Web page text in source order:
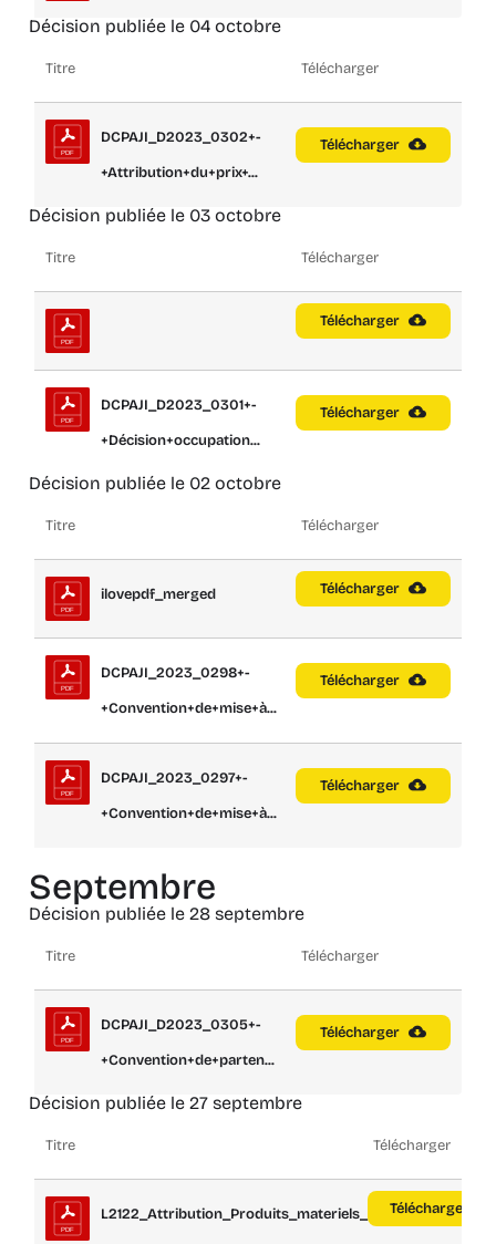
Décision publiée le 04 octobre
Titre Télécharger
DCPAJI_D2023_0302+-
+Attribution+du+prix+...
Télécharger
Décision publiée le 03 octobre
Titre Télécharger
Télécharger
DCPAJI_D2023_0301+-
+Décision+occupation...
Télécharger
Décision publiée le 02 octobre
Titre Télécharger
ilovepdf_merged Télécharger
DCPAJI_2023_0298+-
+Convention+de+mise+à...
Télécharger
DCPAJI_2023_0297+-
+Convention+de+mise+à...
Télécharger
Septembre
Décision publiée le 28 septembre
Titre Télécharger
DCPAJI_D2023_0305+-
+Convention+de+parten...
Télécharger
Décision publiée le 27 septembre
Titre Télécharger
L2122_Attribution_Produits_materiels_ent...Télécharger